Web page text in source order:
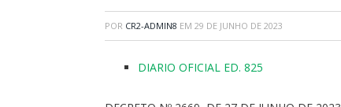
POR CR2-ADMIN8 EM 29 DE JUNHO DE 2023
DIARIO OFICIAL ED. 825